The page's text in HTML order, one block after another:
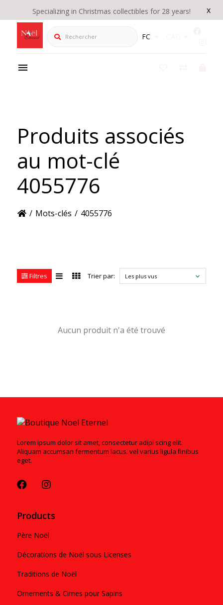
x
Specializing in Christmas collectibles for 28 years!
Rechercher FC
Produits associés
au mot-clé
4055776
/ Mots-clés / 4055776
Filtres Trier par: Les plus vus
Aucun produit n'a été trouvé
Lorem ipsum dolor sit amet, consectetur adipi scing elit.
Aliquam accumsan fermentum lacus. vel varius ligula finibus
eget.
Products
Père Noël
Décorations de Noël sous Licenses
Traditions de Noël
Ornements & Cimes pour Sapins